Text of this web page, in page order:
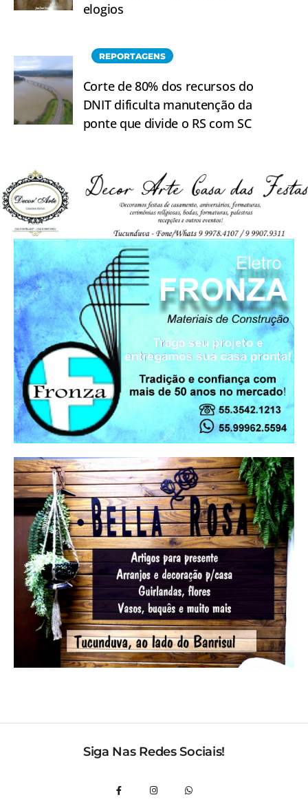
elogios
REPORTAGENS
Corte de 80% dos recursos do
DNIT dificulta manutenção da
ponte que divide o RS com SC
Siga Nas Redes Sociais!